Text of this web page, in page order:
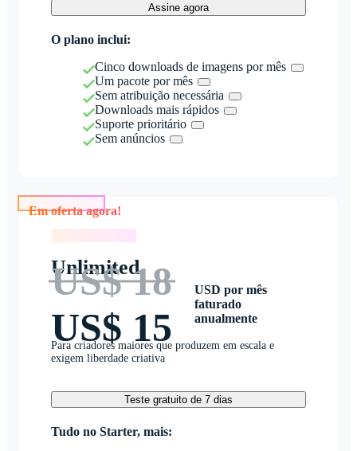
Assine agora
O plano inclui:
Cinco downloads de imagens por mês
Um pacote por mês
Sem atribuição necessária
Downloads mais rápidos
Suporte prioritário
Sem anúncios
Unlimited
US$ 18
US$ 15
USD por mês
faturado
anualmente
Para criadores maiores que produzem em escala e
exigem liberdade criativa
Teste gratuito de 7 dias
Tudo no Starter, mais: